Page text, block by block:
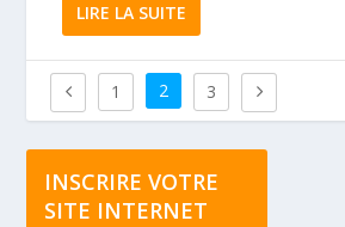
LIRE LA SUITE
1 2 3
INSCRIRE VOTRE
SITE INTERNET